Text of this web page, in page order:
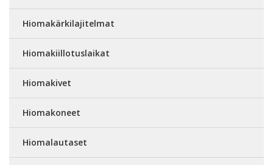
Hiomakärkilajitelmat
Hiomakiillotuslaikat
Hiomakivet
Hiomakoneet
Hiomalautaset